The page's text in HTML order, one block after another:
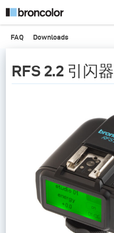
FAQ Downloads
RFS 2.2 引闪器